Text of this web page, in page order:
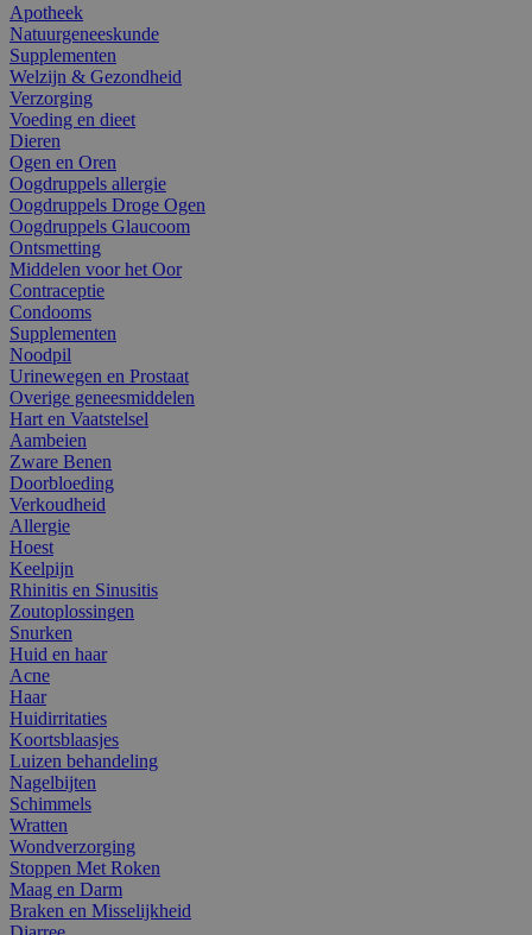
Apotheek
Natuurgeneeskunde
Supplementen
Welzijn & Gezondheid
Verzorging
Voeding en dieet
Dieren
Ogen en Oren
Oogdruppels allergie
Oogdruppels Droge Ogen
Oogdruppels Glaucoom
Ontsmetting
Middelen voor het Oor
Contraceptie
Condooms
Supplementen
Noodpil
Urinewegen en Prostaat
Overige geneesmiddelen
Hart en Vaatstelsel
Aambeien
Zware Benen
Doorbloeding
Verkoudheid
Allergie
Hoest
Keelpijn
Rhinitis en Sinusitis
Zoutoplossingen
Snurken
Huid en haar
Acne
Haar
Huidirritaties
Koortsblaasjes
Luizen behandeling
Nagelbijten
Schimmels
Wratten
Wondverzorging
Stoppen Met Roken
Maag en Darm
Braken en Misselijkheid